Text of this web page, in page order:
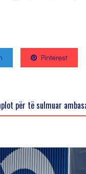
Pinterest
për të sulmuar